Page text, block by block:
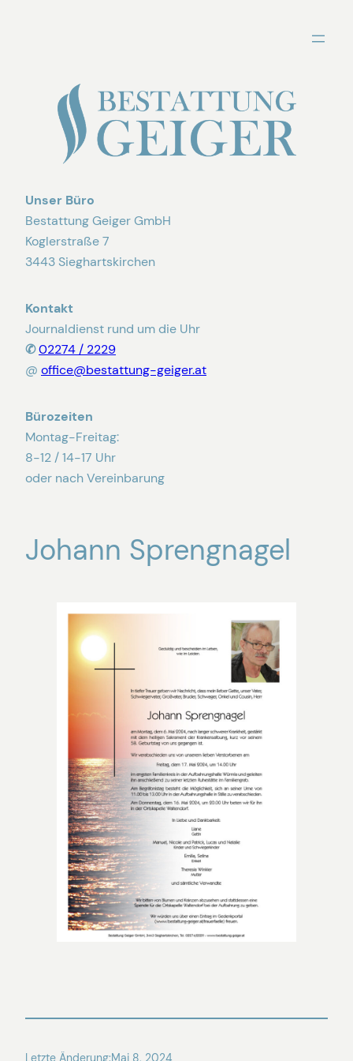
Unser Büro
Bestattung Geiger GmbH
Koglerstraße 7
3443 Sieghartskirchen
Kontakt
Journaldienst rund um die Uhr
✆02274 / 2229
@ office@bestattung-geiger.at
Bürozeiten
Montag-Freitag:
8-12 / 14-17 Uhr
oder nach Vereinbarung
Johann Sprengnagel